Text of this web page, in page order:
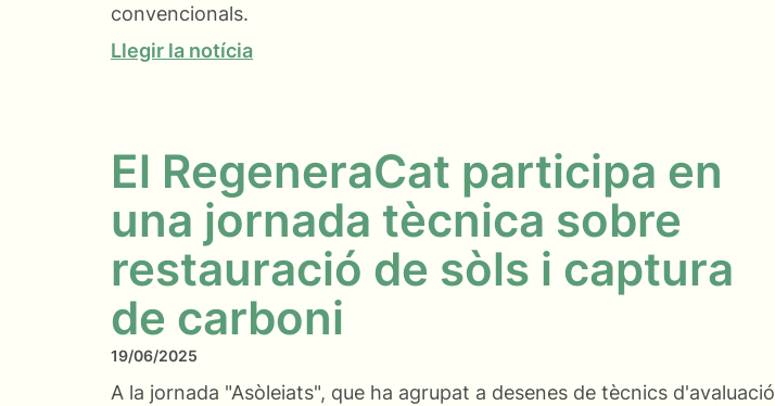
convencionals.
Llegir la notícia
El RegeneraCat participa en
una jornada tècnica sobre
restauració de sòls i captura
de carboni
19/06/2025
A la jornada "Asòleiats", que ha agrupat a desenes de tècnics d'avaluació